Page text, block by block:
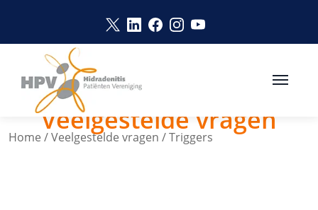
Link opent in een nieuw venster
Link opent in een nieuw
Link opent in een nieuw
Link opent in een
Link opent in een
Home /Veelgestelde vragen /Triggers
Veelgestelde vragen